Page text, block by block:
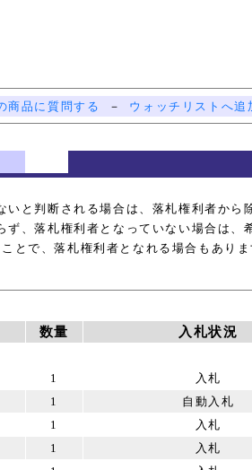
商品に質問する － ウォッチリストへ追
と判断される場合は、落札権利者から
、落札権利者となっていない場合は、
とで、落札権利者となれる場合もありま
数量 入札状況
1 入札
1 自動入札
1 入札
1 入札